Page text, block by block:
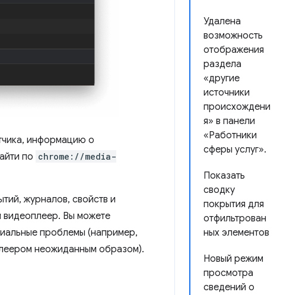
Удалена
возможность
отображения
раздела
«другие
источники
происхождени
я» в панели
«Работники
сферы услуг».
Показать
сводку
покрытия для
отфильтрован
ных элементов
Новый режим
просмотра
сведений о
информацию о
по chrome://media-
журналов, свойств и
видеоплеер. Вы можете
проблемы (например,
неожиданным образом).